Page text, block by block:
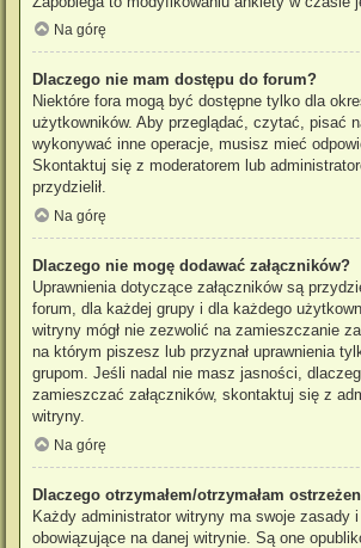
Na górę
Dlaczego nie mam dostępu do forum?
Niektóre fora mogą być dostępne tylko dla
użytkowników. Aby przeglądać, czytać, pisać
wykonywać inne operacje, musisz mieć
Skontaktuj się z moderatorem lub
przydzielił.
Na górę
Dlaczego nie mogę dodawać załączników?
Uprawnienia dotyczące załączników są
forum, dla każdej grupy i dla każdego
witryny mógł nie zezwolić na zamieszczanie
na którym piszesz lub przyznał uprawnienia
grupom. Jeśli nadal nie masz jasności,
zamieszczać załączników, skontaktuj się z
witryny.
Na górę
Dlaczego otrzymałem/otrzymałam
Każdy administrator witryny ma swoje zasady
obowiązujące na danej witrynie. Są one